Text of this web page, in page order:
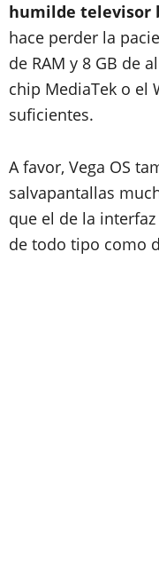
humilde televisor
hace perder la
de RAM y 8 GB de
chip MediaTek o el
suficientes.
A favor, Vega OS
salvapantallas
que el de la
de todo tipo como